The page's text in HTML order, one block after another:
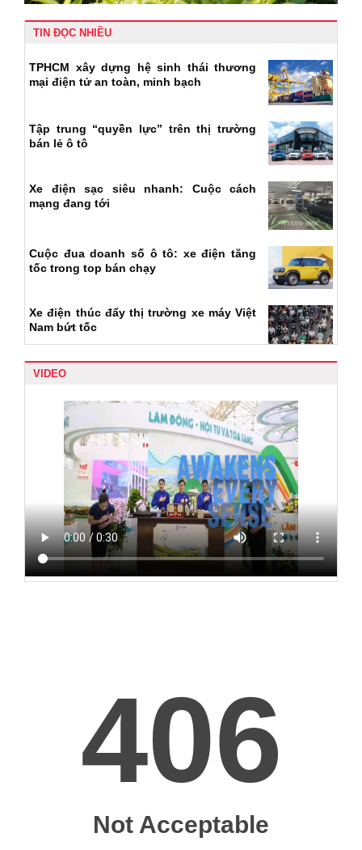
TIN ĐỌC NHIỀU
TPHCM xây dựng hệ sinh thái thương
mại điện tử an toàn, minh bạch
Tập trung “quyền lực” trên thị trường
bán lẻ ô tô
Xe điện sạc siêu nhanh: Cuộc cách
mạng đang tới
Cuộc đua doanh số ô tô: xe điện tăng
tốc trong top bán chạy
Xe điện thúc đẩy thị trường xe máy Việt
Nam bứt tốc
VIDEO